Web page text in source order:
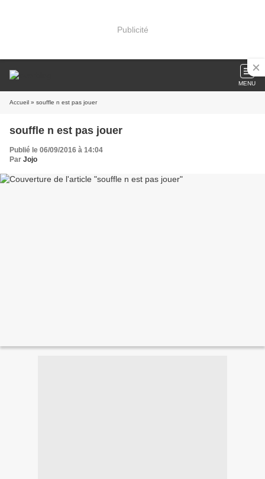
Publicité
MENU
Accueil » souffle n est pas jouer
souffle n est pas jouer
Publié le 06/09/2016 à 14:04
Par Jojo